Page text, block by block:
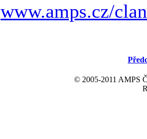
www.amps.cz/
© 2005-2011 AMPS